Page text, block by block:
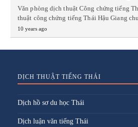
Văn phòng dịch thuật Công chứng tiếng
thuật công chứng tiếng Thái Hậu Giang
10 years ago
DỊCH THUẬT TIẾNG THÁI
Dịch hồ sơ du học Thái
Dịch luận văn tiếng Thái